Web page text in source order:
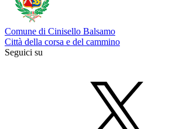
Comune di Cinisello Balsamo
Città della corsa e del cammino
Seguici su